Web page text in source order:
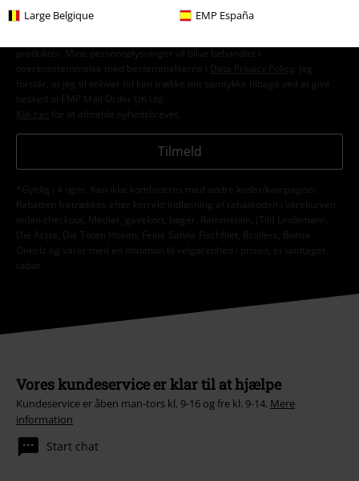
Large Belgique EMP España
Jeg giver hermed samtykke til at modtage EMP Nyhedsbrevet og
jegaccepterer, at EMP Mail Order UK Ltd må behandle mine
produkter. Mine personoplysninger vil blive behandlet i
overensstemmelse med bestemmelserne i
Data Privacy Policy
. Jeg
forstår, at jeg til enhver tid kan trække mit samtykke tilbage ved at give
besked til EMP Mail Order UK Ltd.
Klik her
for at afmelde nyhedsbrevet.
Tilmeld
*Gyldig i 4 uger. Kan ikke kombineres med andre koder/kampagner.
Rabatten fratrækkes efter korrekt indløsning af rabatkoden i varekurven
inden checkout. Medier, gavekort, bøger, Rammstein, (Till) Lindemann,
Die Ärzte, Die Toten Hosen, Feine Sahne Fischfilet, Broilers, Böhse
Onkelz og varer med en donation til velgørenhed i prisen, er undtaget
rabat.
Vores kundeservice er klar til at hjælpe
Kundeservice er åben man-tors kl. 9-16 og fre kl. 9-14. Mere
information
Start chat